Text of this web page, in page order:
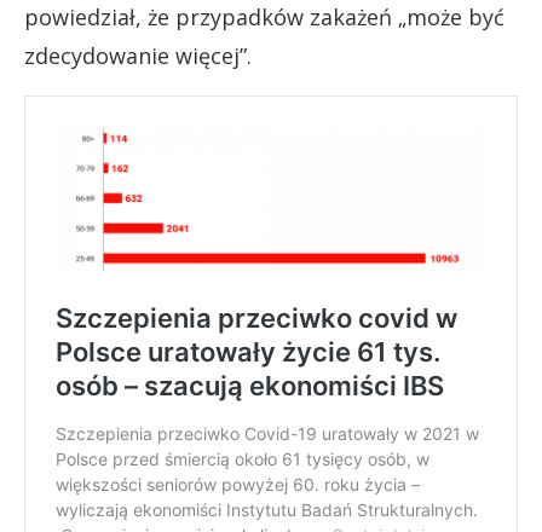
powiedział, że przypadków zakażeń „może być
zdecydowanie więcej”.